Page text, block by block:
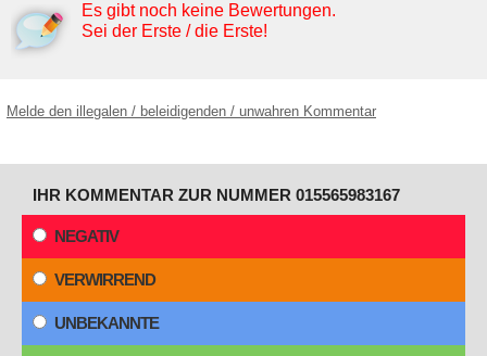
Es gibt noch keine Bewertungen.
Sei der Erste / die Erste!
Melde den illegalen / beleidigenden / unwahren Kommentar
IHR KOMMENTAR ZUR NUMMER 015565983167
NEGATIV
VERWIRREND
UNBEKANNTE